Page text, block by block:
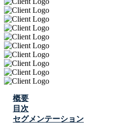
概要
目次
セグメンテーション